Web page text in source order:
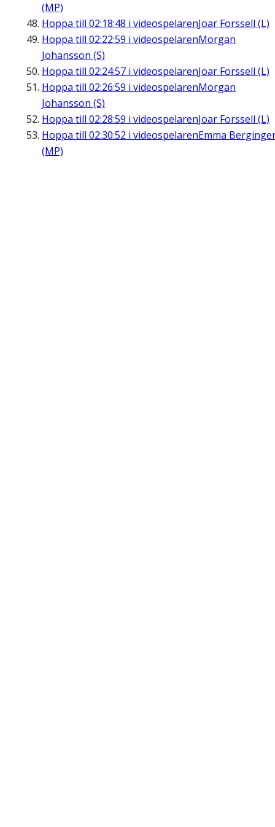
(MP)
Hoppa till 02:18:48 i videospelarenJoar Forssell (L)
Hoppa till 02:22:59 i videospelarenMorgan
Johansson (S)
Hoppa till 02:24:57 i videospelarenJoar Forssell (L)
Hoppa till 02:26:59 i videospelarenMorgan
Johansson (S)
Hoppa till 02:28:59 i videospelarenJoar Forssell (L)
Hoppa till 02:30:52 i videospelarenEmma
(MP)